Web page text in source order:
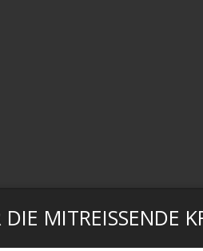
MITREISSENDE